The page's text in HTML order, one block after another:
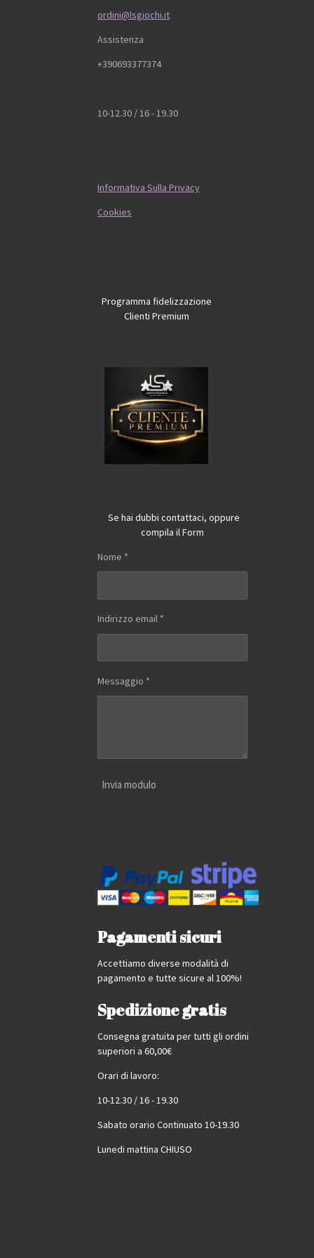
ordini@lsgiochi.it
Assistenza
+390693377374
10-12.30 / 16 - 19.30
Informativa Sulla Privacy
Cookies
Programma fidelizzazione
Clienti Premium
Se hai dubbi contattaci, oppure
compila il Form
Nome *
Indirizzo email *
Messaggio *
Invia modulo
Pagamenti sicuri
Accettiamo diverse modalità di
pagamento e tutte sicure al 100%!
Spedizione gratis
Consegna gratuita per tutti gli ordini
superiori a 60,00€
Orari di lavoro:
10-12.30 / 16 - 19.30
Sabato orario Continuato 10-19.30
Lunedi mattina CHIUSO